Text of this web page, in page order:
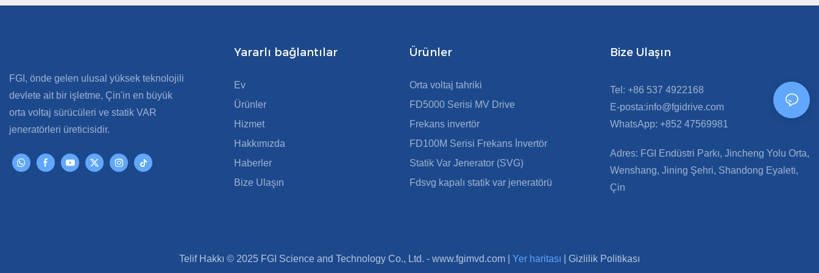
FGI, önde gelen ulusal yüksek teknolojili
devlete ait bir işletme, Çin'in en büyük
orta voltaj sürücüleri ve statik VAR
jeneratörleri üreticisidir.
Yararlı bağlantılar
Ev
Ürünler
Hizmet
Hakkımızda
Haberler
Bize Ulaşın
Ürünler
Orta voltaj tahriki
FD5000 Serisi MV Drive
Frekans invertör
FD100M Serisi Frekans İnvertör
Statik Var Jenerator (SVG)
Fdsvg kapalı statik var jeneratörü
Bize Ulaşın
Tel: +86 537 4922168
E-posta:info@fgidrive.com
WhatsApp: +852 47569981
Adres: FGI Endüstri Parkı, Jincheng Yolu Orta,
Wenshang, Jining Şehri, Shandong Eyaleti,
Çin
Telif Hakkı © 2025 FGI Science and Technology Co., Ltd. - www.fgimvd.com Yer haritası Gizlilik Politikası